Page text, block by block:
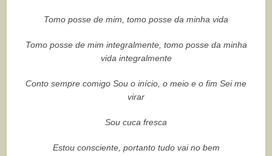
Tomo posse de mim, tomo posse da minha vida
Tomo posse de mim integralmente, tomo posse da minha
vida integralmente
Conto sempre comigo Sou o início, o meio e o fim Sei me
virar
Sou cuca fresca
Estou consciente, portanto tudo vai no bem